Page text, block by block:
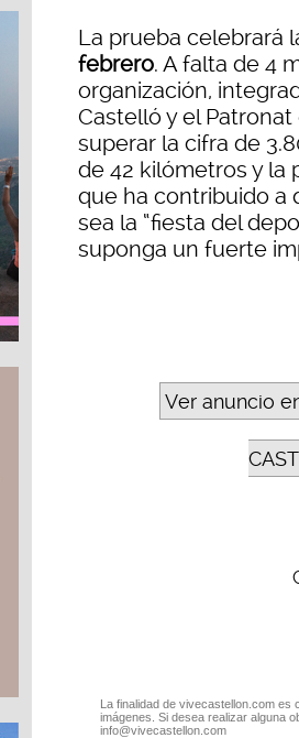
La prueba celebrará
febrero. A falta de 4
organización,
Castelló y el
superar la cifra de
de 42 kilómetros y la
que ha contribuido a
sea la “fiesta del
suponga un fuerte
Ver anuncio
La finalidad de vivecastellon.com
imágenes. Si desea realizar alguna
info@vivecastellon.com